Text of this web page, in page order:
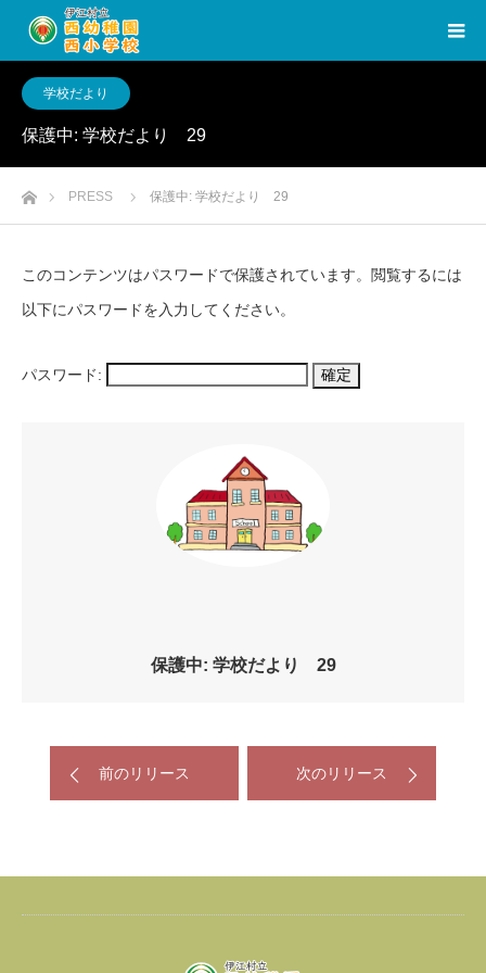
学校だより
保護中: 学校だより 29
ホームPRESS 保護中: 学校だより 29
このコンテンツはパスワードで保護されています。閲覧するには
以下にパスワードを入力してください。
パスワード:
保護中: 学校だより 29
前のリリース 次のリリース